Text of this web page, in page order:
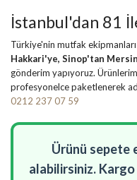
İstanbul'dan 81
Türkiye'nin mutfak
Hakkari'ye, Sinop'tan
gönderim yapıyoruz.
profesyonelce paketlenerek
0212 237 07 59
Ürünü sepete
alabilirsiniz.